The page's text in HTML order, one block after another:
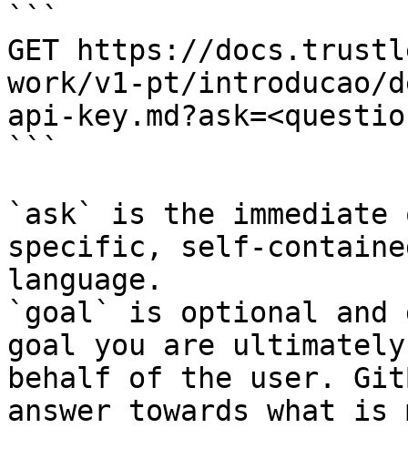
```
GET https://
work/v1-pt/introducao/
api-
```
`ask` is the
specific, self-
language.
`goal` is optional and
goal you are
behalf of the user.
answer towards what